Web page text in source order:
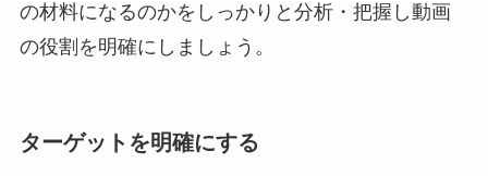
の材料になるのかをしっかりと分析・把握し動画
の役割を明確にしましょう。
ターゲットを明確にする